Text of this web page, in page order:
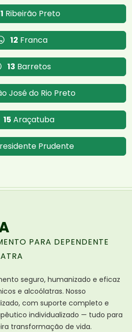
Ribeirão Preto
12 Franca
13 Barretos
José do Rio Preto
15 Araçatuba
Prudente
PARA DEPENDENTE
seguro, humanizado e eficaz
e alcoólatras. Nosso
com suporte completo e
individualizado — tudo para
transformação de vida.